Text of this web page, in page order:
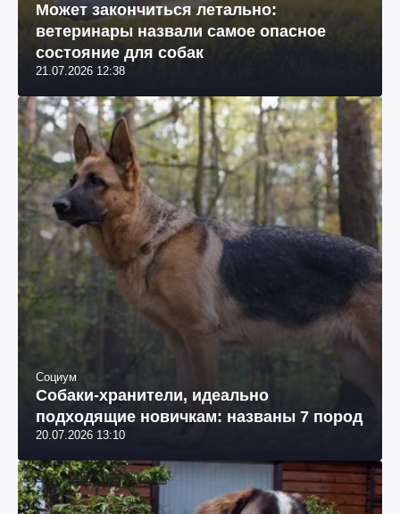
Может закончиться летально:
ветеринары назвали самое опасное
состояние для собак
21.07.2026 12:38
Социум
Собаки-хранители, идеально
подходящие новичкам: названы 7 пород
20.07.2026 13:10